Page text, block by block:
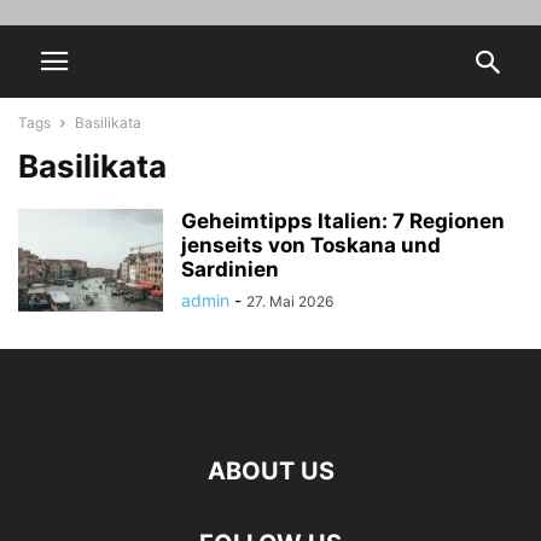
Tags Basilikata
Basilikata
Geheimtipps Italien: 7 Regionen
jenseits von Toskana und
Sardinien
admin - 27. Mai 2026
ABOUT US